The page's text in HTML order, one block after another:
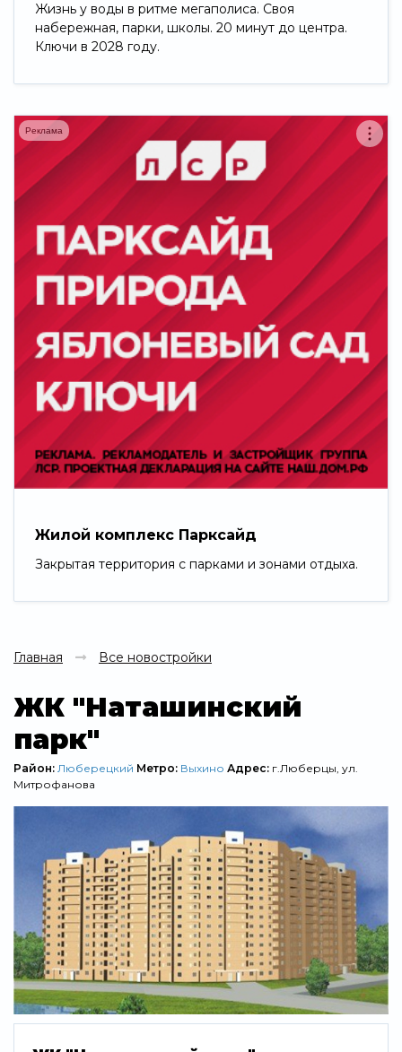
Жизнь у воды в ритме мегаполиса. Своя
набережная, парки, школы. 20 минут до центра.
Ключи в 2028 году.
Жилой комплекс Парксайд
Закрытая территория с парками и зонами отдыха.
Реклама
Главная Все новостройки
ЖК "Наташинский
парк"
Район: Люберецкий Метро: Выхино Адрес: г.Люберцы, ул.
Митрофанова